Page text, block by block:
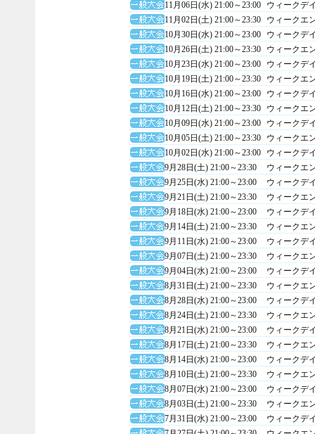
11月06日(水) 21:00～23:00
ウィークデ
11月02日(土) 21:00～23:30
ウィークエ
10月30日(水) 21:00～23:00
ウィークデ
10月26日(土) 21:00～23:30
ウィークエ
10月23日(水) 21:00～23:00
ウィークデ
10月19日(土) 21:00～23:30
ウィークエ
10月16日(水) 21:00～23:00
ウィークデ
10月12日(土) 21:00～23:30
ウィークエ
10月09日(水) 21:00～23:00
ウィークデ
10月05日(土) 21:00～23:30
ウィークエ
10月02日(水) 21:00～23:00
ウィークデ
9月28日(土) 21:00～23:30
ウィークエ
9月25日(水) 21:00～23:00
ウィークデ
9月21日(土) 21:00～23:30
ウィークエ
9月18日(水) 21:00～23:00
ウィークデ
9月14日(土) 21:00～23:30
ウィークエ
9月11日(水) 21:00～23:00
ウィークデ
9月07日(土) 21:00～23:30
ウィークエ
9月04日(水) 21:00～23:00
ウィークデ
8月31日(土) 21:00～23:30
ウィークエ
8月28日(水) 21:00～23:00
ウィークデ
8月24日(土) 21:00～23:30
ウィークエ
8月21日(水) 21:00～23:00
ウィークデ
8月17日(土) 21:00～23:30
ウィークエ
8月14日(水) 21:00～23:00
ウィークデ
8月10日(土) 21:00～23:30
ウィークエ
8月07日(水) 21:00～23:00
ウィークデ
8月03日(土) 21:00～23:30
ウィークエ
7月31日(水) 21:00～23:00
ウィークデ